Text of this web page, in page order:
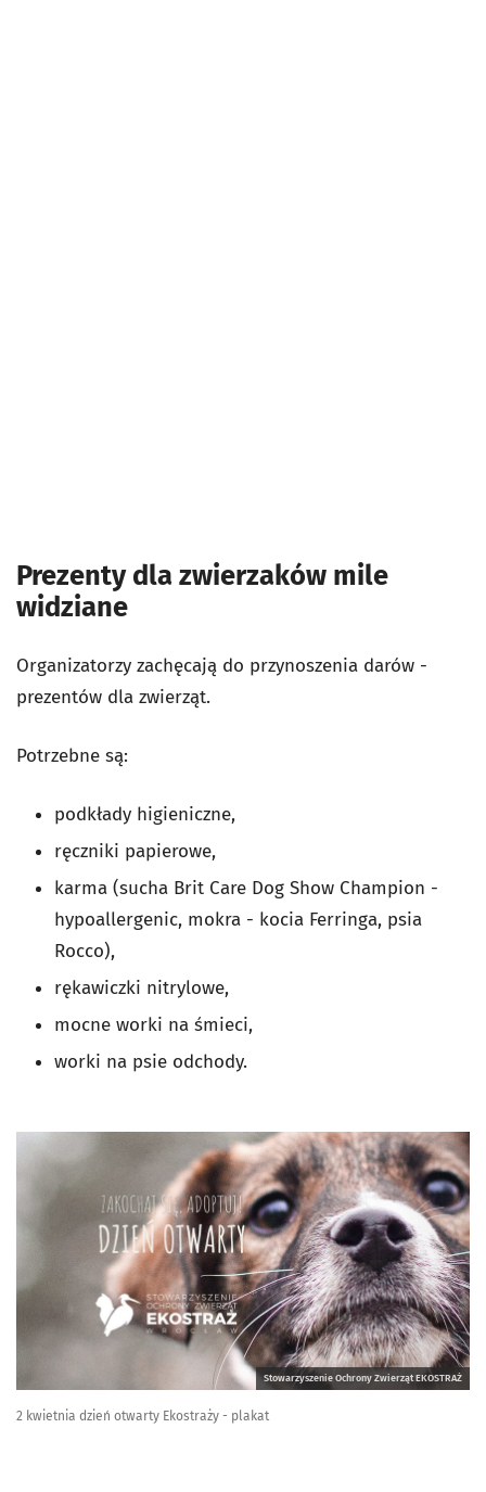
Prezenty dla zwierzaków mile
widziane
Organizatorzy zachęcają do przynoszenia darów -
prezentów dla zwierząt.
Potrzebne są:
podkłady higieniczne,
ręczniki papierowe,
karma (sucha Brit Care Dog Show Champion -
hypoallergenic, mokra - kocia Ferringa, psia
Rocco),
rękawiczki nitrylowe,
mocne worki na śmieci,
worki na psie odchody.
Stowarzyszenie Ochrony Zwierząt EKOSTRAŻ
2 kwietnia dzień otwarty Ekostraży - plakat